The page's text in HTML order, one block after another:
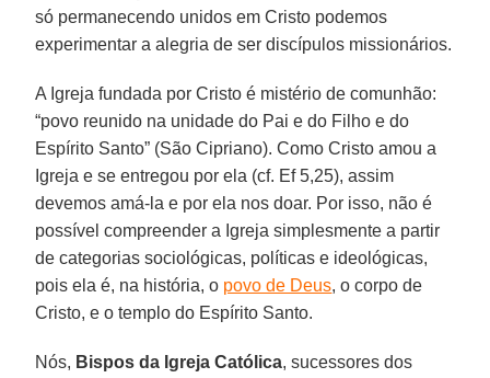
só permanecendo unidos em Cristo podemos
experimentar a alegria de ser discípulos missionários.
A Igreja fundada por Cristo é mistério de comunhão:
“povo reunido na unidade do Pai e do Filho e do
Espírito Santo” (São Cipriano). Como Cristo amou a
Igreja e se entregou por ela (cf. Ef 5,25), assim
devemos amá-la e por ela nos doar. Por isso, não é
possível compreender a Igreja simplesmente a partir
de categorias sociológicas, políticas e ideológicas,
pois ela é, na história, o povo de Deus, o corpo de
Cristo, e o templo do Espírito Santo.
Nós, Bispos da Igreja Católica, sucessores dos